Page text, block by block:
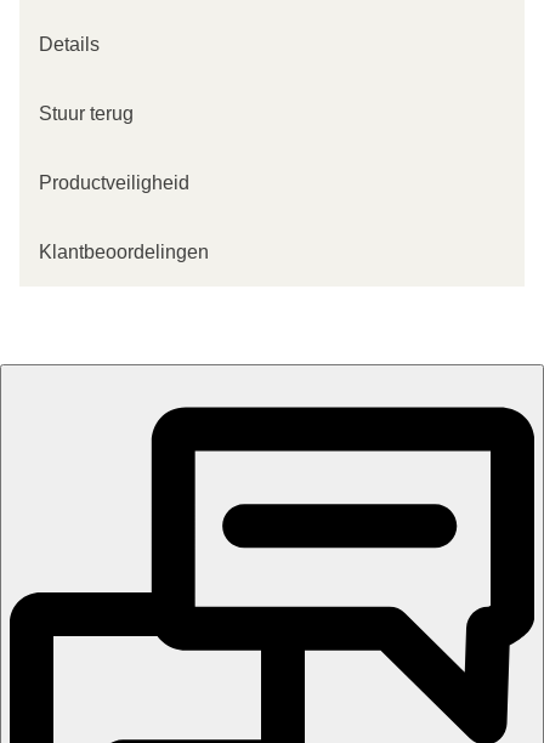
Details
Stuur terug
Productveiligheid
Klantbeoordelingen